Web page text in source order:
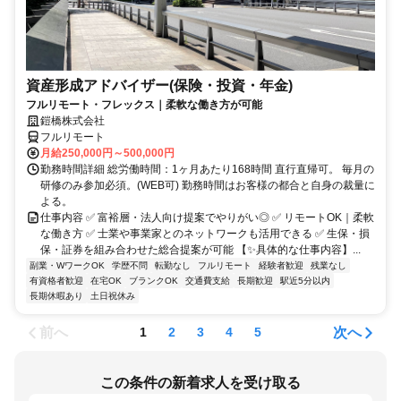
資産形成アドバイザー(保険・投資・年金)
フルリモート・フレックス｜柔軟な働き方が可能
鎧橋株式会社
フルリモート
月給250,000円～500,000円
勤務時間詳細 総労働時間：1ヶ月あたり168時間 直行直帰可。 毎月の
研修のみ参加必須。(WEB可) 勤務時間はお客様の都合と自身の裁量に
よる。
仕事内容 ✅ 富裕層・法人向け提案でやりがい◎ ✅ リモートOK｜柔軟
な働き方 ✅ 士業や事業家とのネットワークも活用できる ✅ 生保・損
保・証券を組み合わせた総合提案が可能 【✨具体的な仕事内容】...
副業・WワークOK 学歴不問 転勤なし フルリモート 経験者歓迎
残業なし
有資格者歓迎
在宅OK ブランクOK 交通費支給 長期歓迎
駅近5分以内
長期休暇あり
土日祝休み
前へ 1 2 3 4 5 次へ
この条件の新着求人を受け取る